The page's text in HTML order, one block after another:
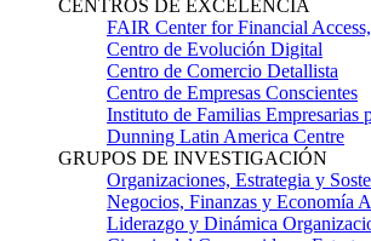
CENTROS DE EXCELENCIA
FAIR Center for Financial
Centro de Evolución Digital
Centro de Comercio Detallista
Centro de Empresas Conscientes
Instituto de Familias Empresarias
Dunning Latin America Centre
GRUPOS DE INVESTIGACIÓN
Organizaciones, Estrategia y
Negocios, Finanzas y Economía
Liderazgo y Dinámica